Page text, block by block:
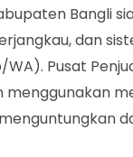
Bangli
dan
WA). Pusat
menggunakan